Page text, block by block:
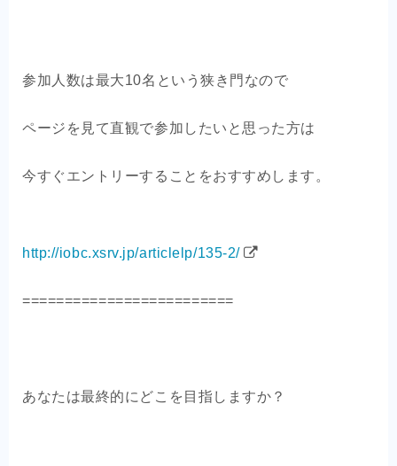
参加人数は最大10名という狭き門なので
ページを見て直観で参加したいと思った方は
今すぐエントリーすることをおすすめします。
http://iobc.xsrv.jp/articlelp/135-2/
=========================
あなたは最終的にどこを目指しますか？